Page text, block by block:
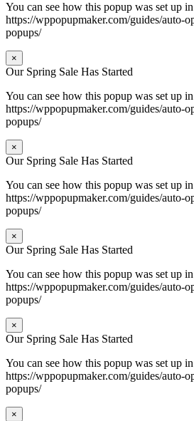
You can see how this popup was set up
https://wppopupmaker.com/guides/auto-
popups/
×
Our Spring Sale Has Started
You can see how this popup was set up
https://wppopupmaker.com/guides/auto-
popups/
×
Our Spring Sale Has Started
You can see how this popup was set up
https://wppopupmaker.com/guides/auto-
popups/
×
Our Spring Sale Has Started
You can see how this popup was set up
https://wppopupmaker.com/guides/auto-
popups/
×
Our Spring Sale Has Started
You can see how this popup was set up
https://wppopupmaker.com/guides/auto-
popups/
×